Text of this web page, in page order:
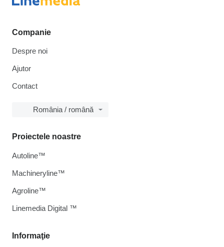
Companie
Despre noi
Ajutor
Contact
România / română
Informaţie
Proiectele noastre
Autoline™
Machineryline™
Agroline™
Linemedia Digital ™